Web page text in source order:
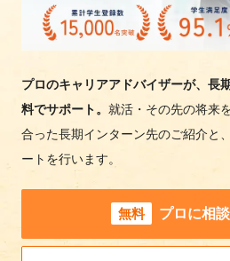
プロのキャリアアドバイザーが、長
料でサポート。 就活・その先の将来
合った長期インターン先のご紹介と
ートを行います。
無料 プロに相